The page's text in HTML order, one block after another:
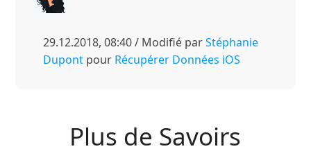
29.12.2018, 08:40 / Modifié parStéphanie
Dupont pour Récupérer Données iOS
Plus de Savoirs